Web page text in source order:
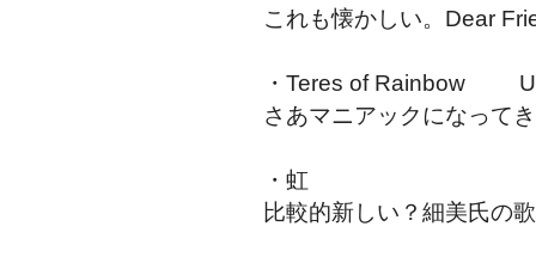
これも懐かしい。Dear
・Teres of Rainbow
さあマニアックになって
・虹
比較的新しい？細美氏の